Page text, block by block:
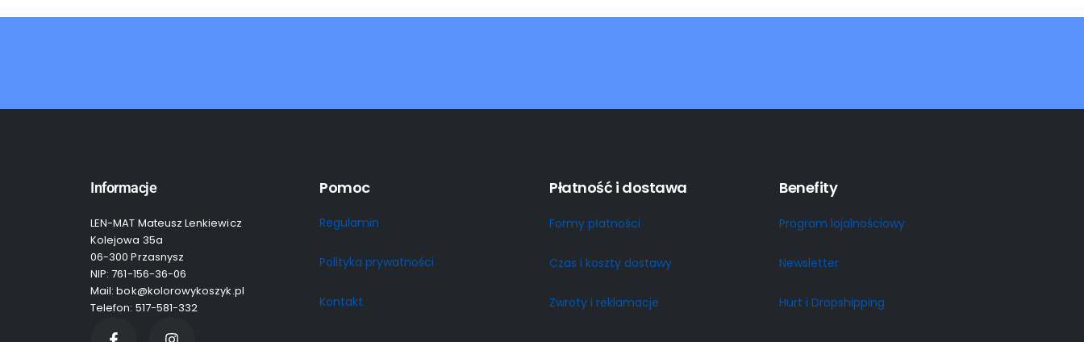
Informacje
LEN-MAT Mateusz Lenkiewicz
Kolejowa 35a
06-300 Przasnysz
NIP: 761-156-36-06
Mail: bok@kolorowykoszyk.pl
Telefon: 517-581-332
Pomoc
Regulamin
Polityka prywatności
Kontakt
Płatność i dostawa
Formy płatności
Czas i koszty dostawy
Zwroty i reklamacje
Benefity
Program lojalnościowy
Newsletter
Hurt i Dropshipping